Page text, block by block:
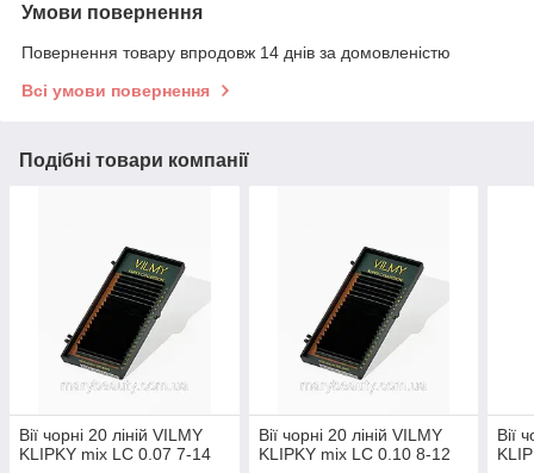
Умови повернення
Повернення товару впродовж 14 днів за домовленістю
Всі умови повернення
Подібні товари компанії
Вії чорні 20 ліній VILMY
KLIPKY mix LC 0.07 7-14
Вії чорні 20 ліній VILMY
KLIPKY mix LC 0.10 8-12
Вії